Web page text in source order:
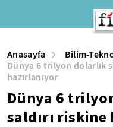
Anasayfa
Bilim-
Dünya 6 trilyon dolarlık
hazırlanıyor
Dünya 6
saldırı riskine